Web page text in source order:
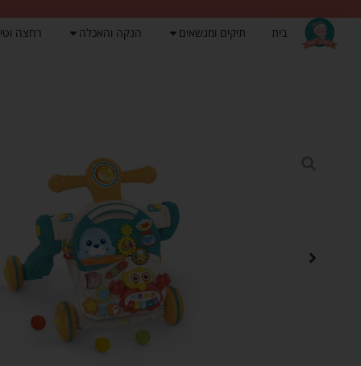
בית תיקים ומנשאים הנקה והאכלה רחצה